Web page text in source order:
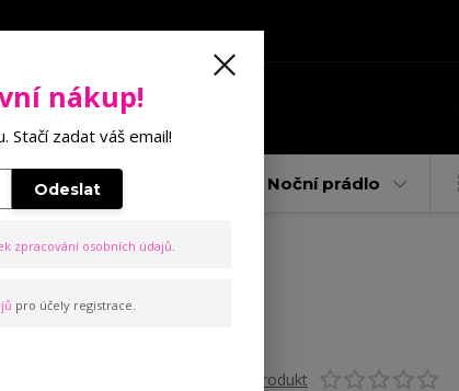
Hledat
Podprsenky Noční prádlo
2ks/3ks
Ohodnotit produkt
nákup!
Stačí zadat váš email!
Odeslat
zpracování osobních údajů.
pro účely registrace.